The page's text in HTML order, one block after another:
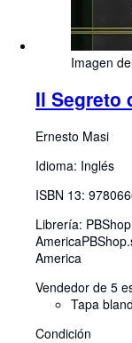
Imagen
Il Segreto
Ernesto Masi
Idioma: Inglés
ISBN 13:
Librería:
America
America
Vendedor de 5
Tapa
Condición